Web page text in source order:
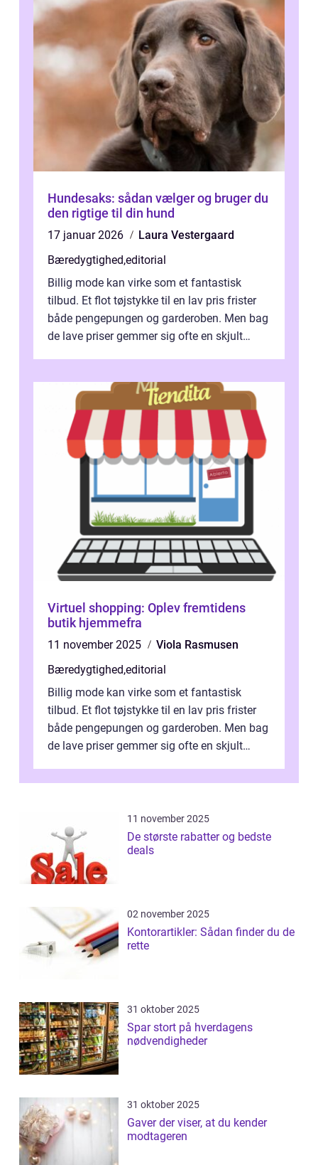
Hundesaks: sådan vælger og bruger du
den rigtige til din hund
17 januar 2026
Laura Vestergaard
Bæredygtighed,editorial
Billig mode kan virke som et fantastisk
tilbud. Et flot tøjstykke til en lav pris frister
både pengepungen og garderoben. Men bag
de lave priser gemmer sig ofte en skjult
Virtuel shopping: Oplev fremtidens
butik hjemmefra
11 november 2025
Viola Rasmusen
Bæredygtighed,editorial
Billig mode kan virke som et fantastisk
tilbud. Et flot tøjstykke til en lav pris frister
både pengepungen og garderoben. Men bag
de lave priser gemmer sig ofte en skjult
11 november 2025
De største rabatter og bedste
deals
02 november 2025
Kontorartikler: Sådan finder du de
rette
31 oktober 2025
Spar stort på hverdagens
nødvendigheder
31 oktober 2025
Gaver der viser, at du kender
modtageren